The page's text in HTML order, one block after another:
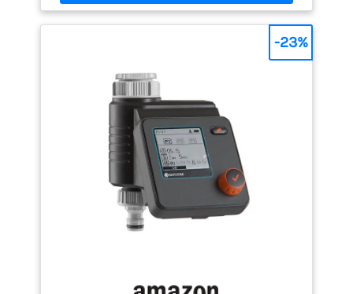
Programmation polyvalente : permet de créer et
gérer 2 programmes indépendants avec plusieurs
ajuste les temps d'arrosage par saison de 1 minute
à 8 heures, en s'adaptant aux besoins spécifiques
de chaque zone du jardin. Caractéristiques
supplémentaires : comprend un réglage en
pourcentage pour personnaliser la quantité d'eau
fournie et prend en charge la connexion à un
capteur de pluie, évitant les arrosages inutiles
pendant les périodes de pluie.
-23%